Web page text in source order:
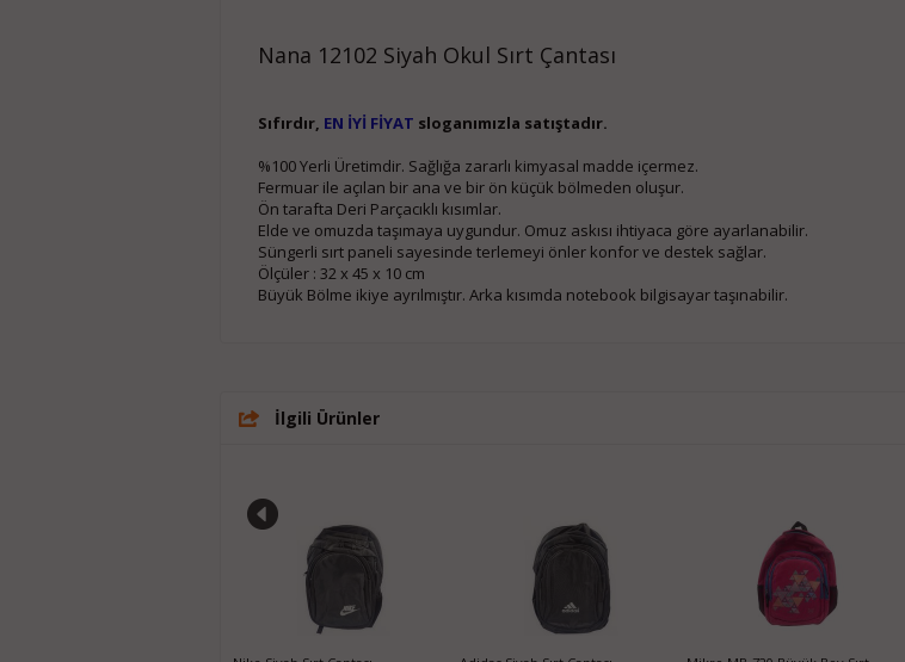
Nana 12102 Siyah Okul Sırt Çantası
Sıfırdır, EN İYİ FİYAT sloganımızla satıştadır.
%100 Yerli Üretimdir. Sağlığa zararlı kimyasal madde içermez.
Fermuar ile açılan bir ana ve bir ön küçük bölmeden oluşur.
Ön tarafta Deri Parçacıklı kısımlar.
Elde ve omuzda taşımaya uygundur. Omuz askısı ihtiyaca göre ayarlanabilir.
Süngerli sırt paneli sayesinde terlemeyi önler konfor ve destek sağlar.
Ölçüler : 32 x 45 x 10 cm
Büyük Bölme ikiye ayrılmıştır. Arka kısımda notebook bilgisayar taşınabilir.
İlgili Ürünler